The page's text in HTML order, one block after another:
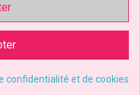
confidentialité et de cookies